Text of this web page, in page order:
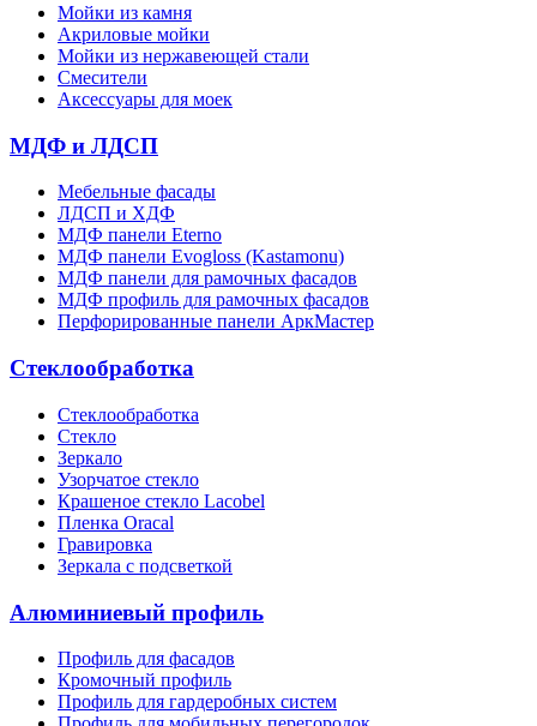
Мойки из камня
Акриловые мойки
Мойки из нержавеющей стали
Смесители
Аксессуары для моек
МДФ и ЛДСП
Мебельные фасады
ЛДСП и ХДФ
МДФ панели Eterno
МДФ панели Evogloss (Kastamonu)
МДФ панели для рамочных фасадов
МДФ профиль для рамочных фасадов
Перфорированные панели АркМастер
Стеклообработка
Стеклообработка
Стекло
Зеркало
Узорчатое стекло
Крашеное стекло Lacobel
Пленка Oracal
Гравировка
Зеркала с подсветкой
Алюминиевый профиль
Профиль для фасадов
Кромочный профиль
Профиль для гардеробных систем